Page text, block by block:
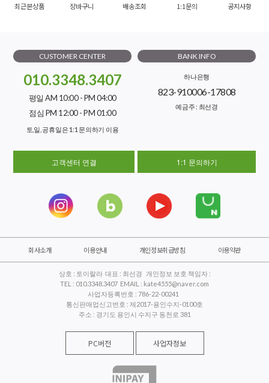
최근본상품 장바구니 배송조회 1:1문의 공지사항
CUSTOMER CENTER
010.3348.3407
평일 AM 10:00 - PM 04:00
점심 PM 12:00 - PM 01:00
토,일, 공휴일은 1:1 문의하기 이용
BANK INFO
하나은행
823-910006-17808
예금주 : 최선경
고객센터 연결 1:1 문의하기
회사소개 이용안내 개인정보취급방침 이용약관
상호 : 토이랄라 대표 : 최선경 개인정보 보호 책임자 :
TEL : 010.3348.3407 EMAIL : kate4555@naver.com
사업자등록번호 : 786-22-00241
통신판매업신고번호 : 제2017-용인수지-0100호
주소 : 경기도 용인시 수지구 동천로 381
PC버전 사업자정보